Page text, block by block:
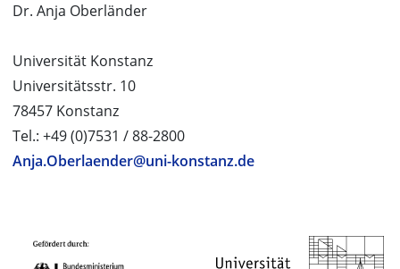
Dr. Anja Oberländer
Universität Konstanz
Universitätsstr. 10
78457 Konstanz
Tel.: +49 (0)7531 / 88-2800
Anja.Oberlaender@uni-konstanz.de